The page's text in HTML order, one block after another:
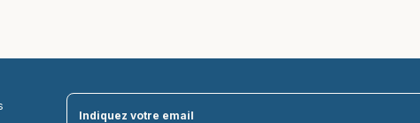
Indiquez votre email